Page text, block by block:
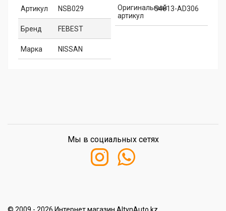
Артикул NSB029
Бренд FEBEST
Марка NISSAN
Оригинальный
артикул
54613-AD306
Мы в социальных сетях